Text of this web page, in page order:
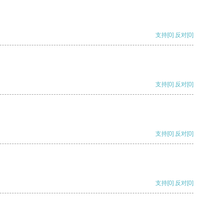
支持[0] 反对[0]
支持[0] 反对[0]
支持[0] 反对[0]
支持[0] 反对[0]